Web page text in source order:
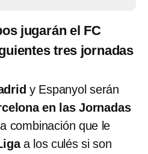
jugarán el FC
tres jornadas
y Espanyol serán
en las Jornadas
combinación que le
a los culés si son